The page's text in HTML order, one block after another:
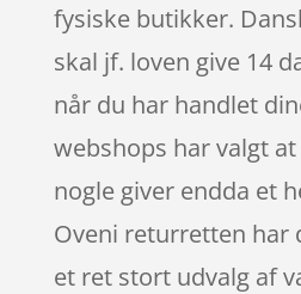
fysiske butikker.
skal jf. loven give 14
når du har handlet
webshops har valgt
nogle giver endda et
Oveni returretten har
et ret stort udvalg af